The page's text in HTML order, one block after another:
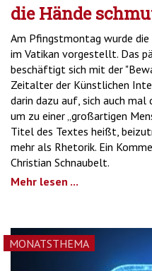
die Hände
Am Pfingstmontag wurde die
im Vatikan vorgestellt. Das
beschäftigt sich mit der
Zeitalter der Künstlichen
darin dazu auf, sich auch mal
um zu einer „großartigen
Titel des Textes heißt,
mehr als Rhetorik. Ein
Christian Schnaubelt.
Mehr lesen ...
MONATSTHEMA